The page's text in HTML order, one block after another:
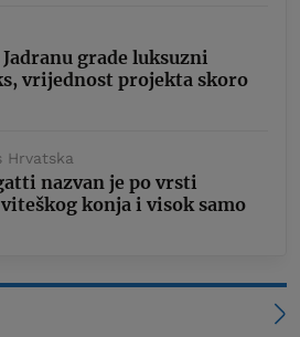
grade luksuzni
vrijednost projekta skoro
Hrvatska
nazvan je po vrsti
konja i visok samo